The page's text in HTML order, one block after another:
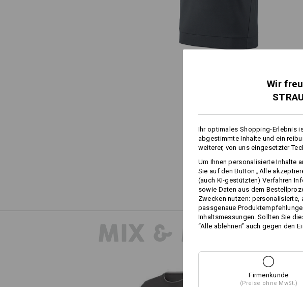
MIX & MATCH
Wir
Ihr optimales Shopping-Erlebnis
abgestimmte Inhalte und ein
weiterer, von uns eingesetzter
Um Ihnen personalisierte Inhalte
Sie auf den Button „Alle
(auch KI-gestützten) Verfahren
sowie Daten aus dem
Zwecken nutzen:
passgenaue
Inhaltsmessungen. Sollten Sie
“Alle ablehnen” auch gegen den
Firmenkunde
(Preise ohne MwSt.)